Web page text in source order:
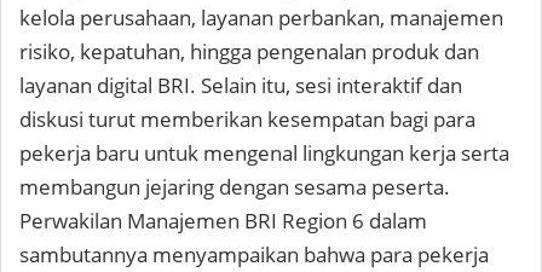
kelola perusahaan, layanan perbankan, manajemen
risiko, kepatuhan, hingga pengenalan produk dan
layanan digital BRI. Selain itu, sesi interaktif dan
diskusi turut memberikan kesempatan bagi para
pekerja baru untuk mengenal lingkungan kerja serta
membangun jejaring dengan sesama peserta.
Perwakilan Manajemen BRI Region 6 dalam
sambutannya menyampaikan bahwa para pekerja